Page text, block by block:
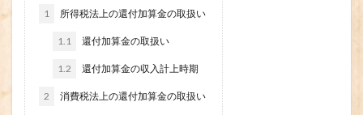
1 所得税法上の還付加算金の取扱い
1.1 還付加算金の取扱い
1.2 還付加算金の収入計上時期
2 消費税法上の還付加算金の取扱い